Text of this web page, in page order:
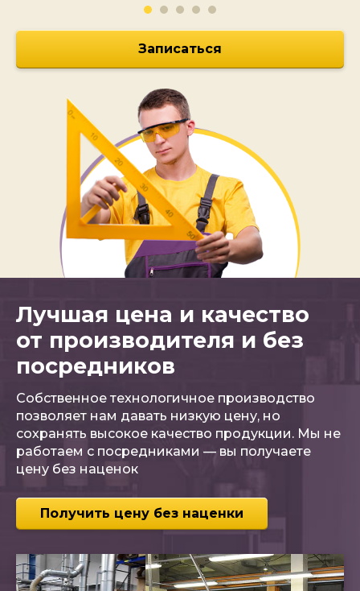
Записаться
Лучшая цена и качество
от производителя и без
посредников
Собственное технологичное производство
позволяет нам давать низкую цену, но
сохранять высокое качество продукции. Мы не
работаем с посредниками — вы получаете
цену без наценок
Получить цену без наценки